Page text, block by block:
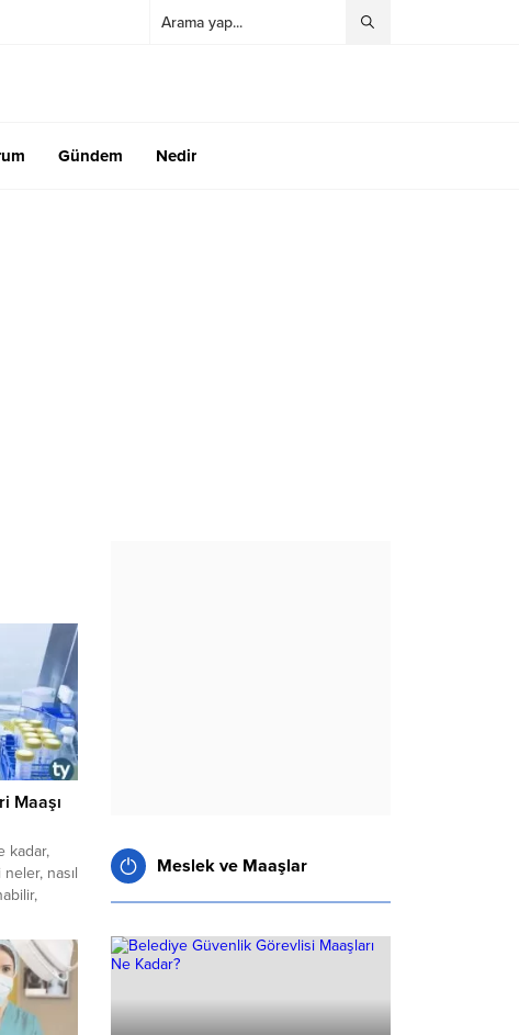
Gündem Nedir
Maaşı
kadar,
nasıl
Meslek ve Maaşlar